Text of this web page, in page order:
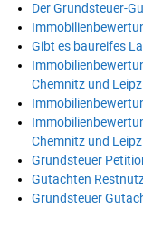
Der Grundsteuer-
Gibt es baureifes
Chemnitz und
Chemnitz und
Grundsteuer
Gutachten
Grundsteuer